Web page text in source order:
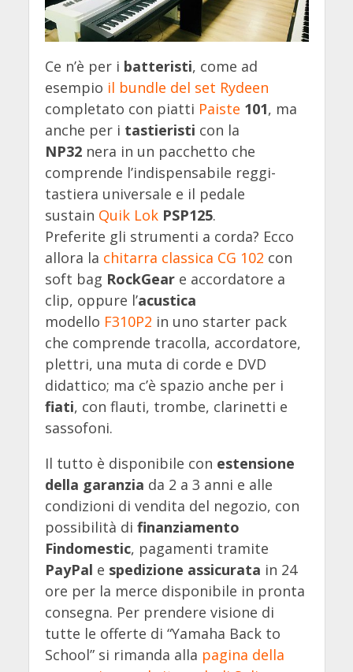
Ce n’è per i batteristi, come ad
esempio il bundle del set Rydeen
completato con piatti Paiste 101, ma
anche per i tastieristi con la
NP32nera in un pacchetto che
comprende l’indispensabile reggi-
tastiera universale e il pedale
sustain Quik Lok PSP125.
Preferite gli strumenti a corda? Ecco
allora la chitarra classica CG 102 con
soft bag RockGear e accordatore a
clip, oppure l’acustica
modello F310P2 in uno starter pack
che comprende tracolla, accordatore,
plettri, una muta di corde e DVD
didattico; ma c’è spazio anche per i
fiati, con flauti, trombe, clarinetti e
sassofoni.
Il tutto è disponibile con estensione
della garanzia da 2 a 3 anni e alle
condizioni di vendita del negozio, con
possibilità di finanziamento
Findomestic, pagamenti tramite
PayPal e spedizione assicurata in 24
ore per la merce disponibile in pronta
consegna. Per prendere visione di
tutte le offerte di “Yamaha Back to
School” si rimanda alla pagina della